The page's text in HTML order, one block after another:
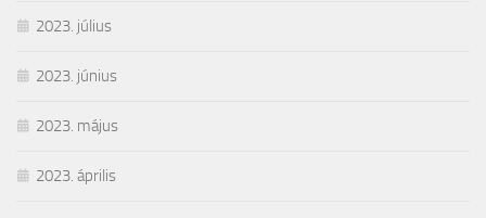
2023. július
2023. június
2023. május
2023. április